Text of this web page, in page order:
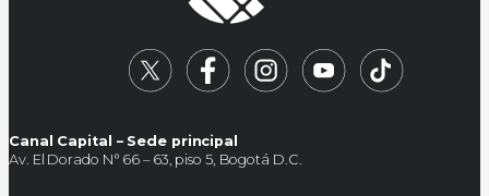
Canal Capital – Sede principal
Av. El Dorado N° 66 – 63, piso 5, Bogotá D.C.